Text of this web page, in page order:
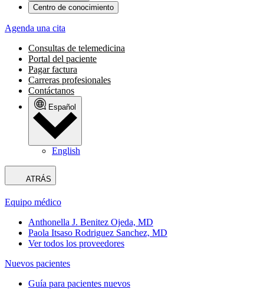
Centro de conocimiento
Agenda una cita
Consultas de telemedicina
Portal del paciente
Pagar factura
Carreras profesionales
Contáctanos
Español
English
ATRÁS
Equipo médico
Anthonella J. Benitez Ojeda, MD
Paola Itsaso Rodriguez Sanchez, MD
Ver todos los proveedores
Nuevos pacientes
Guía para pacientes nuevos